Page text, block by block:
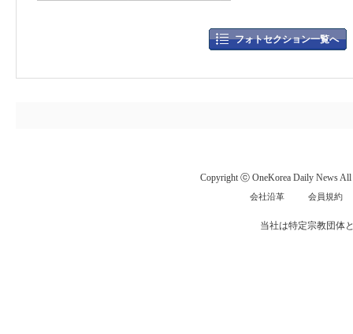
フォトセクション一覧へ
Copyright ⓒ OneKorea Daily News All
会社沿革 会員規約
当社は特定宗教団体